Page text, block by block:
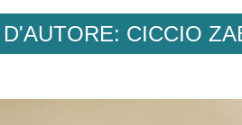
CICCIO